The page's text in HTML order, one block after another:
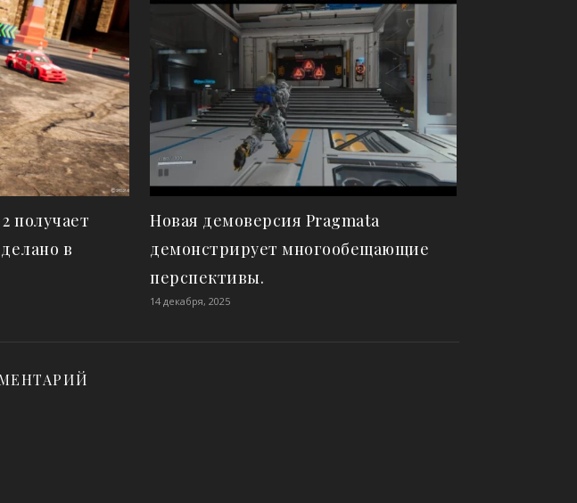
получает
в
Новая демоверсия Pragmata
демонстрирует многообещающие
перспективы.
14 декабря, 2025